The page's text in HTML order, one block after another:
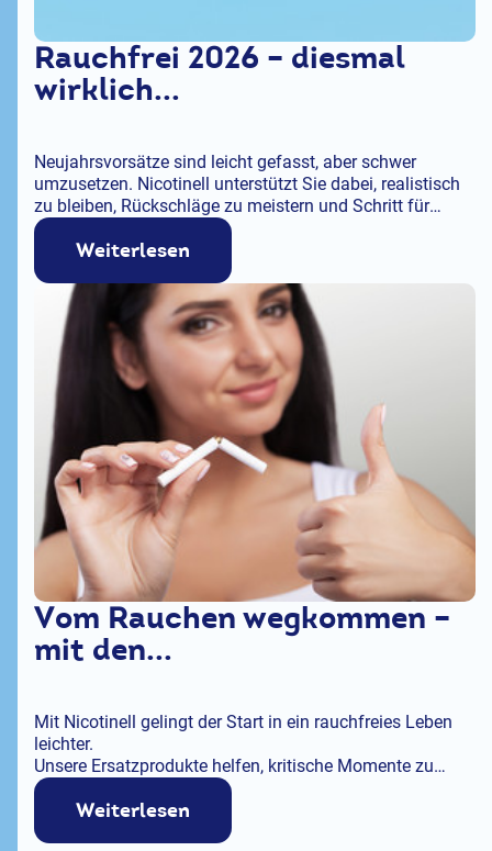
Rauchfrei 2026 – diesmal
wirklich...
Neujahrsvorsätze sind leicht gefasst, aber schwer
umzusetzen. Nicotinell unterstützt Sie dabei, realistisch
zu bleiben, Rückschläge zu meistern und Schritt für
Schritt dauerhaft rauchfrei zu werden.
Weiterlesen
Vom Rauchen wegkommen –
mit den...
Mit Nicotinell gelingt der Start in ein rauchfreies Leben
leichter.
Unsere Ersatzprodukte helfen, kritische Momente zu
meistern und den Willen stabil zu halten.
Weiterlesen